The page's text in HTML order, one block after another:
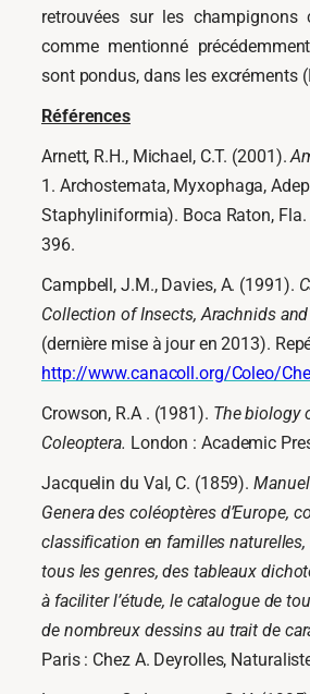
retrouvées sur les champignons
comme mentionné
sont pondus, dans les excréments
Références
Arnett, R.H., Michael, C.T. (2001).
1. Archostemata, Myxophaga,
Staphyliniformia). Boca Raton, Fla.
396.
Campbell, J.M., Davies, A. (1991).
Collection of Insects, Arachnids
(dernière mise à jour en 2013).
http://www.canacoll.org/Coleo/
Crowson, R.A . (1981). The biology
Coleoptera. London : Academic
Jacquelin du Val, C. (1859).
Genera des coléoptères d’Europe,
classification en familles
tous les genres, des tableaux
à faciliter l’étude, le catalogue de
de nombreux dessins au trait de
Paris : Chez A. Deyrolles,